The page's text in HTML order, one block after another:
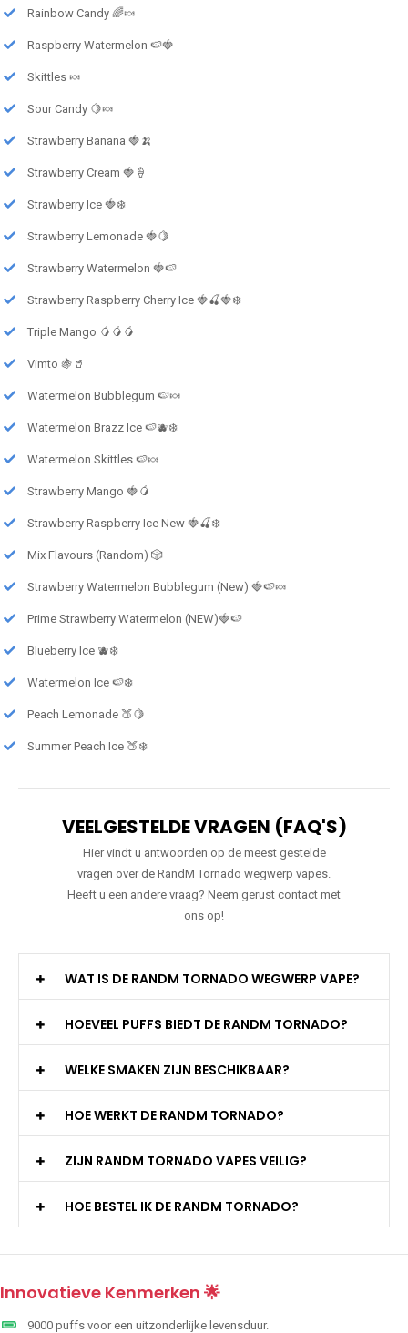
Rainbow Candy 🌈🍬
Raspberry Watermelon 🍉🍓
Skittles 🍬
Sour Candy 🍋🍬
Strawberry Banana 🍓🍌
Strawberry Cream 🍓🍦
Strawberry Ice 🍓❄️
Strawberry Lemonade 🍓🍋
Strawberry Watermelon 🍓🍉
Strawberry Raspberry Cherry Ice 🍓🍒🍓❄️
Triple Mango 🥭🥭🥭
Vimto 🍇🥤
Watermelon Bubblegum 🍉🍬
Watermelon Brazz Ice 🍉🫐❄️
Watermelon Skittles 🍉🍬
Strawberry Mango 🍓🥭
Strawberry Raspberry Ice New 🍓🍒❄️
Mix Flavours (Random) 🎲
Strawberry Watermelon Bubblegum (New) 🍓🍉🍬
Prime Strawberry Watermelon (NEW)🍓🍉
Blueberry Ice 🫐❄️
Watermelon Ice 🍉❄️
Peach Lemonade 🍑🍋
Summer Peach Ice 🍑❄️
VEELGESTELDE VRAGEN (FAQ'S)
Hier vindt u antwoorden op de meest gestelde
vragen over de RandM Tornado wegwerp vapes.
Heeft u een andere vraag? Neem gerust contact met
ons op!
WAT IS DE RANDM TORNADO WEGWERP VAPE?
HOEVEEL PUFFS BIEDT DE RANDM TORNADO?
WELKE SMAKEN ZIJN BESCHIKBAAR?
HOE WERKT DE RANDM TORNADO?
ZIJN RANDM TORNADO VAPES VEILIG?
HOE BESTEL IK DE RANDM TORNADO?
Innovatieve Kenmerken 🌟
9000 puffs voor een uitzonderlijke levensduur.